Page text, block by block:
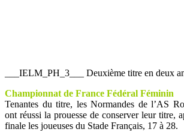
___IELM_PH_3___ Deuxième titre en deux
Championnat de France Fédéral Féminin
Tenantes du titre, les Normandes de l’AS
ont réussi la prouesse de conserver leur titre,
finale les joueuses du Stade Français, 17 à 28.